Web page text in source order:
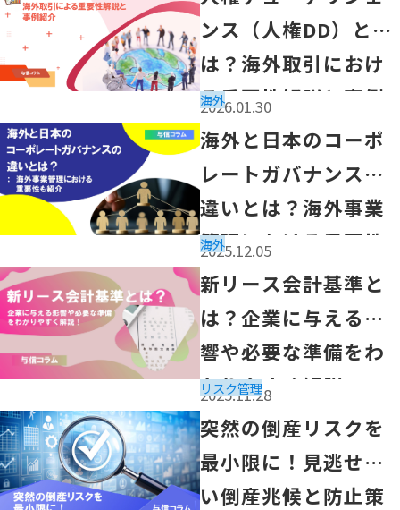
2026.01.30
ンス（人権DD）と
は？海外取引におけ
る重要性解説と事例
紹介
海外
「海外と日本のコーポレートガバナンスの違いとは？海
2025.12.05
海外と日本のコーポ
レートガバナンスの
違いとは？海外事業
管理における重要性
も紹介
海外
「新リース会計基準とは？企業に与える影響や必要な準
2025.11.28
新リース会計基準と
は？企業に与える影
響や必要な準備をわ
かりやすく解説！
リスク管理
「突然の倒産リスクを最小限に！見逃せない倒産兆候と
突然の倒産リスクを
最小限に！見逃せな
い倒産兆候と防止策